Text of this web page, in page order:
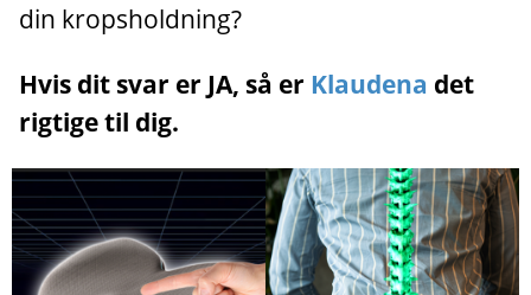
din kropsholdning?
Hvis dit svar er JA, så er Klaudena det
rigtige til dig.